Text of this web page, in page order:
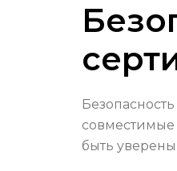
совместимые
быть